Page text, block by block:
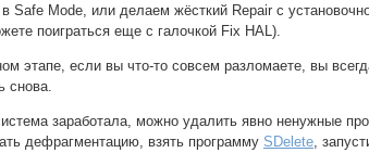
Safe Mode, или делаем жёсткий Repair с
поиграться еще с галочкой Fix HAL).
этапе, если вы что-то совсем разломаете, вы
снова.
заработала, можно удалить явно ненужные
дефрагментацию, взять программу SDelete,